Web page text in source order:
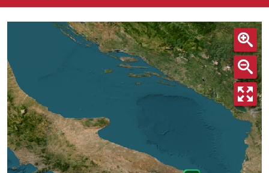
Acrobati del cambiamento. Una vita da